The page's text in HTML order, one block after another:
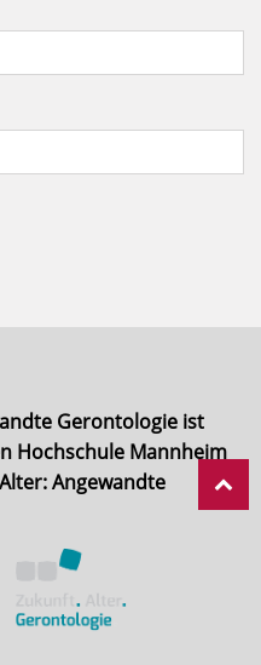
Gerontologie ist
Hochschule Mannheim
Angewandte